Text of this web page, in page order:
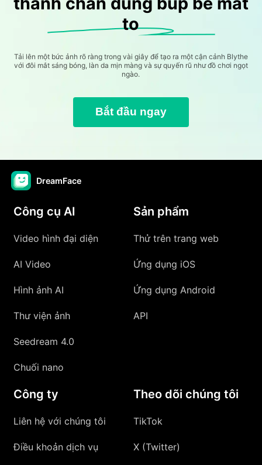
to
Tải lên một bức ảnh rõ ràng trong vài giây để tạo ra một cận cảnh Blythe
với đôi mắt sáng bóng, làn da mịn màng và sự quyến rũ như đồ chơi ngọt
ngào.
Bắt đầu ngay
DreamFace
Công cụ AI
Video hình đại diện
AI Video
Hình ảnh AI
Thư viện ảnh
Seedream 4.0
Chuối nano
Sản phẩm
Thử trên trang web
Ứng dụng iOS
Ứng dụng Android
API
Công ty
Liên hệ với chúng tôi
Điều khoản dịch vụ
Theo dõi chúng tôi
TikTok
X (Twitter)